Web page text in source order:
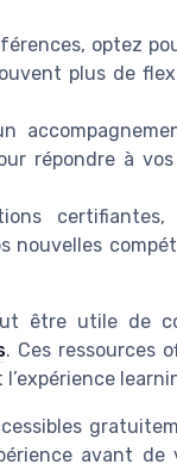
optez
plus de
répondre à
certifiantes,
nouvelles
être utile de
. Ces ressources
avant de